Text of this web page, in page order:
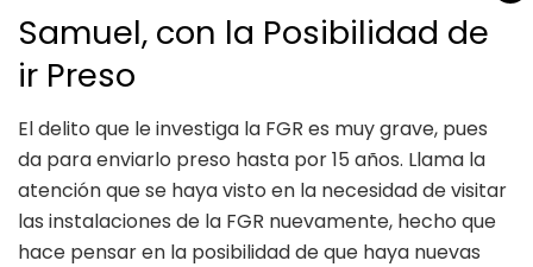
Samuel, con la Posibilidad de
ir Preso
El delito que le investiga la FGR es muy grave, pues
da para enviarlo preso hasta por 15 años. Llama la
atención que se haya visto en la necesidad de visitar
las instalaciones de la FGR nuevamente, hecho que
hace pensar en la posibilidad de que haya nuevas